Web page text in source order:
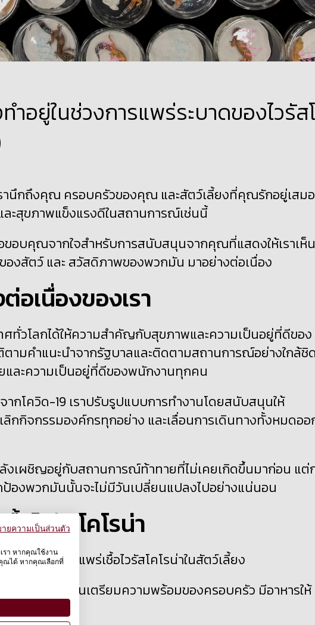
ำอยู่ในช่วงการแพร่ระบาดของไวรัส
านึกถึงคุณ ครอบครัวของคุณ และสัตว์เลี้ยงที่คุณรักอยู่เสมอ
ละสุขภาพแข็งแรงดีในสถานการณ์เช่นนี้
อบคุณจากใจสำหรับการสนับสนุนจากคุณที่แสดงให้เราเห็
องสัตว์ และ สวัสดิภาพของพวกมัน มาอย่างต่อเนื่อง
อเนื่องของเรา
ศทั่วโลกได้ให้ความสำคัญกับสุขภาพและความเป็นอยู่ที่ดีของ
ตามคำแนะนำจากรัฐบาลและติดตามสถานการณ์อย่างใกล้ชิด
และความเป็นอยู่ที่ดีของพนักงานทุกคน
ากโควิด-19 เราปรับรูปแบบการทำงานโดยสนับสนุนให้
กกิจกรรมองค์กรทุกอย่าง และเลื่อนการเดินทางทั้งหมดออ
ลังเผชิญอยู่กับสถานการณ์ท้าทายที่ไม่เคยเกิดขึ้นมาก่อน แต่
องพวกมันนั้นจะไม่มีวันเปลี่ยนแปลงไปอย่างแน่นอน
อไวรัสโคโรน่า
เห็นว่ามีการแพร่เชื้อไวรัสโคโรน่าในสัตว์เลี้ยง
งของคุณในแผนเตรียมความพร้อมของครอบครัว มีอาหารให้
ว์ที่คุณรัก
ยความเป็นส่วนตัว
รา หากคุณใช้งาน
ณได้ หากคุณเลือกที่